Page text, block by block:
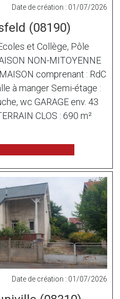
Date de création : 01/07/2026
(08190)
et Collège, Pôle
NON-MITOYENNE
comprenant : RdC
à manger Semi-étage :
wc GARAGE env. 43
CLOS : 690 m²
Date de création : 01/07/2026